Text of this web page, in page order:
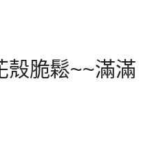
殼脆鬆~~滿滿